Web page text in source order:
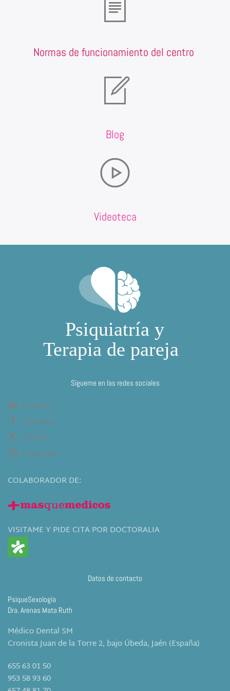
Normas de funcionamiento del centro
Blog
Videoteca
Sígueme en las redes sociales
Linkedin
Facebook
Twitter
Instagram
COLABORADOR DE:
VISITAME Y PIDE CITA POR DOCTORALIA
Datos de contacto
PsiqueSexología
Dra. Arenas Mata Ruth
Médico Dental SM
Cronista Juan de la Torre 2, bajo Úbeda, Jaén (España)
655 63 01 50
953 58 93 60